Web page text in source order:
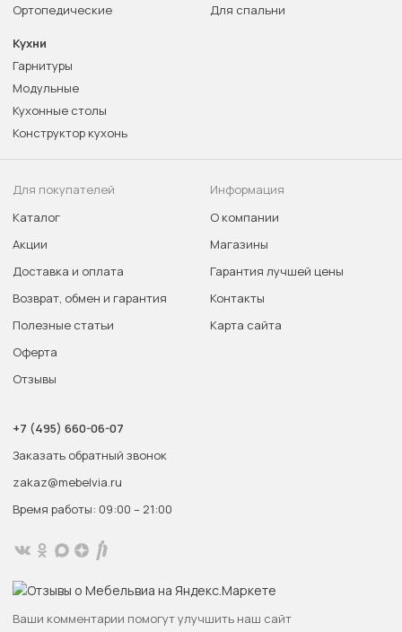
Ортопедические
Для спальни
Кухни
Гарнитуры
Модульные
Кухонные столы
Конструктор кухонь
Для покупателей
Каталог
Акции
Доставка и оплата
Возврат, обмен и гарантия
Полезные статьи
Оферта
Отзывы
Информация
О компании
Магазины
Гарантия лучшей цены
Контакты
Карта сайта
+7 (495) 660-06-07
Заказать обратный звонок
zakaz@mebelvia.ru
Время работы: 09:00 – 21:00
Ваши комментарии помогут улучшить наш сайт